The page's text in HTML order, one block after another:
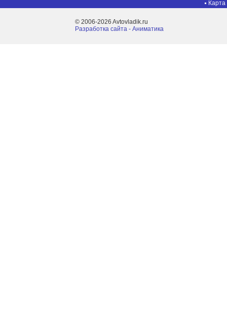
Карта
© 2006-2026 Avtovladik.ru
Разработка сайта - Aниматика